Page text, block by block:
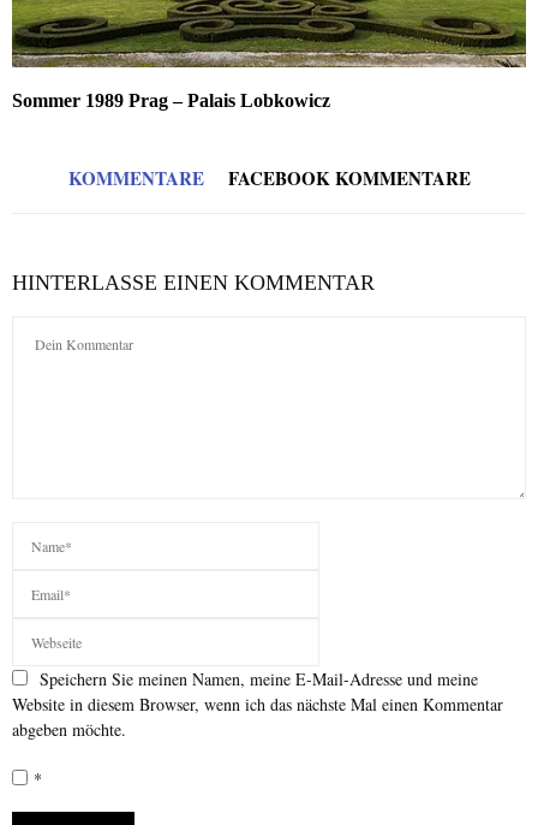
Sommer 1989 Prag – Palais Lobkowicz
KOMMENTARE FACEBOOK KOMMENTARE
HINTERLASSE EINEN KOMMENTAR
Speichern Sie meinen Namen, meine E-Mail-Adresse und meine
Website in diesem Browser, wenn ich das nächste Mal einen Kommentar
abgeben möchte.
*